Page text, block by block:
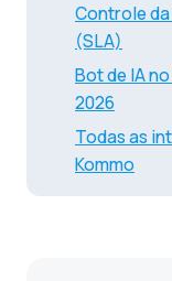
Controle
(SLA)
Bot de IA
2026
Todas as
Kommo